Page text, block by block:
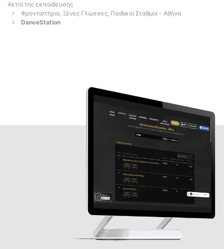
Αετοί της εκπαίδευσης
Φροντιστήρια, Ξένες Γλώσσες, Παιδικοί Σταθμοί - Αθήνα
DanceStation